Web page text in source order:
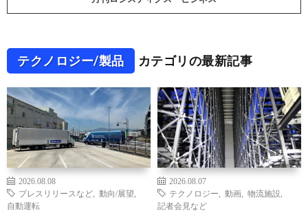
テクノロジー/製品 カテゴリの最新記事
2026.08.08
プレスリリースなど
動向/展望
自動運転
2026.08.07
テクノロジー
動画 物流施設
記者会見など